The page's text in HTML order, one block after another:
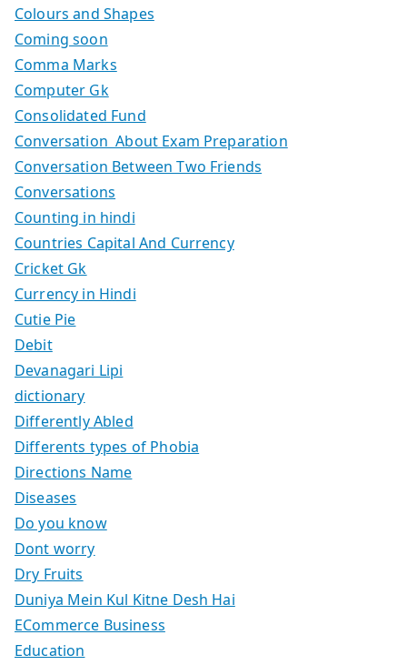
Colours and Shapes
Coming soon
Comma Marks
Computer Gk
Consolidated Fund
Conversation About Exam Preparation
Conversation Between Two Friends
Conversations
Counting in hindi
Countries Capital And Currency
Cricket Gk
Currency in Hindi
Cutie Pie
Debit
Devanagari Lipi
dictionary
Differently Abled
Differents types of Phobia
Directions Name
Diseases
Do you know
Dont worry
Dry Fruits
Duniya Mein Kul Kitne Desh Hai
ECommerce Business
Education